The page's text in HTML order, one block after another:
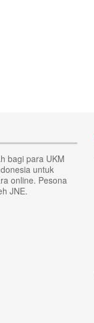
bagi para UKM
untuk
online. Pesona
JNE.